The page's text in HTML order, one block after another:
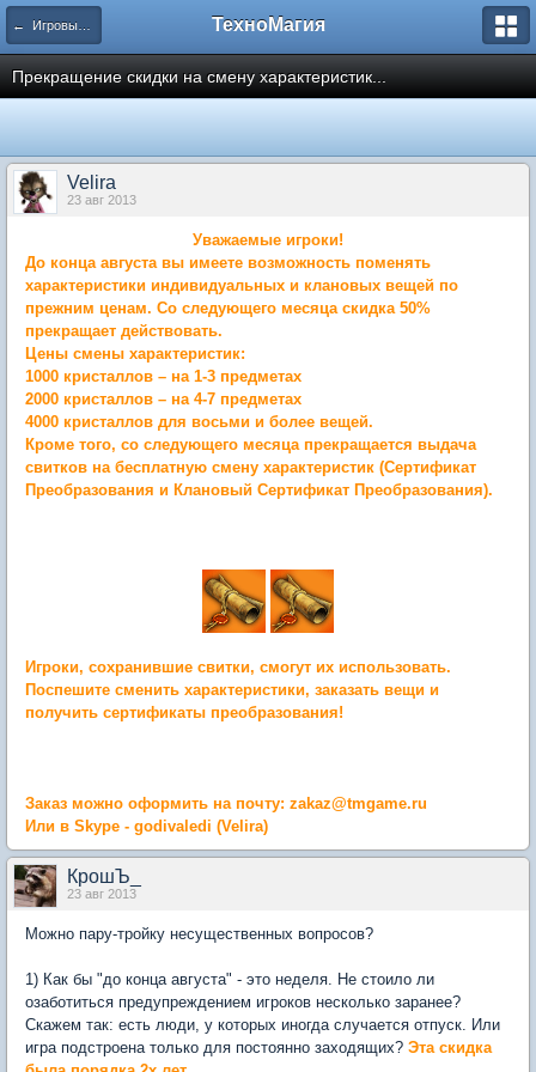
← Игровые вопросы ТехноМагия
Прекращение скидки на смену характеристик...
Velira
23 авг 2013
Уважаемые игроки!
До конца августа вы имеете возможность поменять
характеристики индивидуальных и клановых вещей по
прежним ценам. Со следующего месяца скидка 50%
прекращает действовать.
Цены смены характеристик:
1000 кристаллов – на 1-3 предметах
2000 кристаллов – на 4-7 предметах
4000 кристаллов для восьми и более вещей.
Кроме того, со следующего месяца прекращается выдача
свитков на бесплатную смену характеристик (Сертификат
Преобразования и Клановый Сертификат Преобразования).
Игроки, сохранившие свитки, смогут их использовать.
Поспешите сменить характеристики, заказать вещи и
получить сертификаты преобразования!
Заказ можно оформить на почту: zakaz@tmgame.ru
Или в Skype - godivaledi (Velira)
КрошЪ_
23 авг 2013
Можно пару-тройку несущественных вопросов?
1) Как бы "до конца августа" - это неделя. Не стоило ли
озаботиться предупреждением игроков несколько заранее?
Скажем так: есть люди, у которых иногда случается отпуск. Или
игра подстроена только для постоянно заходящих? Эта скидка